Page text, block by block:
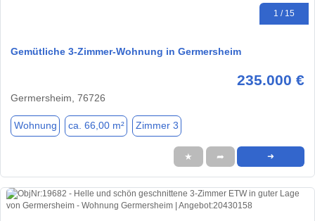
1 / 15
Gemütliche 3-Zimmer-Wohnung in Germersheim
235.000 €
Germersheim, 76726
Wohnung ca. 66,00 m² Zimmer 3
★ ➦ ➜